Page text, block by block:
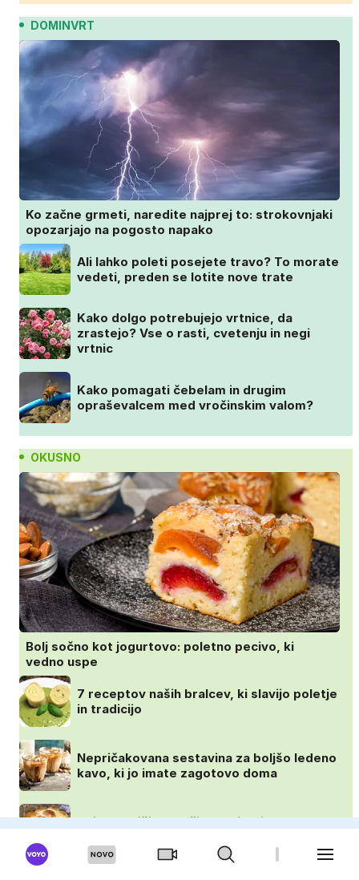
DOMINVRT
Ko začne grmeti, naredite najprej to: strokovnjaki
opozarjajo na pogosto napako
Ali lahko poleti posejete travo? To morate
vedeti, preden se lotite nove trate
Kako dolgo potrebujejo vrtnice, da
zrastejo? Vse o rasti, cvetenju in negi
vrtnic
Kako pomagati čebelam in drugim
opraševalcem med vročinskim valom?
OKUSNO
Bolj sočno kot jogurtovo: poletno pecivo, ki
vedno uspe
7 receptov naših bralcev, ki slavijo poletje
in tradicijo
Nepričakovana sestavina za boljšo ledeno
kavo, ki jo imate zagotovo doma
Najmehkejši domači kruhki: priprava v